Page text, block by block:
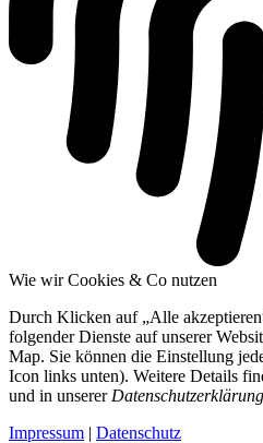
Wie wir Cookies & Co nutzen
Durch Klicken auf „Alle
folgender Dienste auf unserer
Map. Sie können die Einstellung
Icon links unten). Weitere Details
und in unserer Datenschutzerklärung
Impressum | Datenschutz